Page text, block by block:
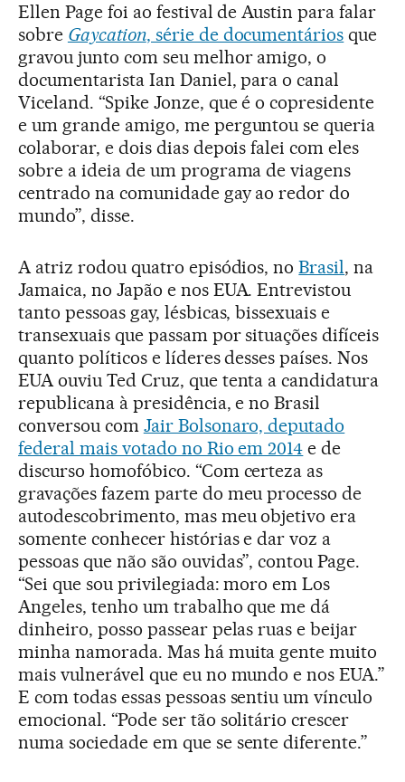
Ellen Page foi ao festival de Austin para falar
sobre Gaycation, série de documentários que
gravou junto com seu melhor amigo, o
documentarista Ian Daniel, para o canal
Viceland. “Spike Jonze, que é o copresidente
e um grande amigo, me perguntou se queria
colaborar, e dois dias depois falei com eles
sobre a ideia de um programa de viagens
centrado na comunidade gay ao redor do
mundo”, disse.
A atriz rodou quatro episódios, noBrasil, na
Jamaica, no Japão e nos EUA. Entrevistou
tanto pessoas gay, lésbicas, bissexuais e
transexuais que passam por situações difíceis
quanto políticos e líderes desses países. Nos
EUA ouviu Ted Cruz, que tenta a candidatura
republicana à presidência, e no Brasil
conversou com Jair Bolsonaro, deputado
federal mais votado no Rio em 2014 e de
discurso homofóbico. “Com certeza as
gravações fazem parte do meu processo de
autodescobrimento, mas meu objetivo era
somente conhecer histórias e dar voz a
pessoas que não são ouvidas”, contou Page.
“Sei que sou privilegiada: moro em Los
Angeles, tenho um trabalho que me dá
dinheiro, posso passear pelas ruas e beijar
minha namorada. Mas há muita gente muito
mais vulnerável que eu no mundo e nos EUA.”
E com todas essas pessoas sentiu um vínculo
emocional. “Pode ser tão solitário crescer
numa sociedade em que se sente diferente.”